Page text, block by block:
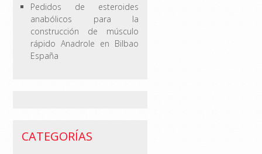
Pedidos de esteroides
anabólicos para la
construcción de músculo
rápido Anadrole en Bilbao
España
CATEGORÍAS